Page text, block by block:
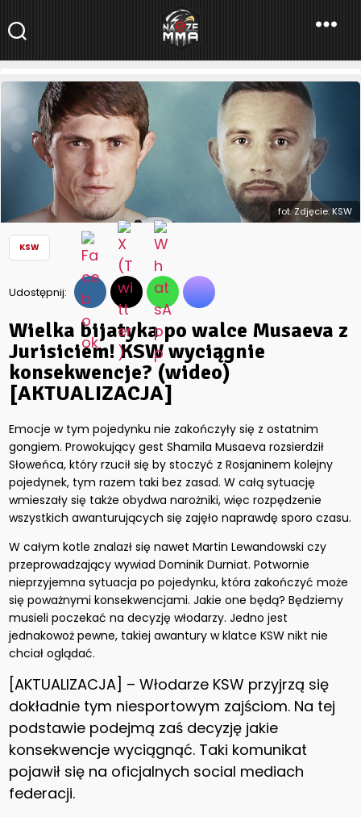
NaszeMMA
NaszeMMA.pl»Aktualności»Polskie MMA»KSW»Wielka bijatyka
po walce Musaeva z Jurisiciem! KSW wyciągnie
konsekwencje? (wideo) [AKTUALIZACJA]
fot. Zdjęcie: KSW
KSW
Udostępnij:
Wielka bijatyka po walce Musaeva z
Jurisiciem! KSW wyciągnie
konsekwencje? (wideo)
[AKTUALIZACJA]
Emocje w tym pojedynku nie zakończyły się z ostatnim
gongiem. Prowokujący gest Shamila Musaeva rozsierdził
Słoweńca, który rzucił się by stoczyć z Rosjaninem kolejny
pojedynek, tym razem taki bez zasad. W całą sytuację
wmieszały się także obydwa narożniki, więc rozpędzenie
wszystkich awanturujących się zajęło naprawdę sporo czasu.
W całym kotle znalazł się nawet Martin Lewandowski czy
przeprowadzający wywiad Dominik Durniat. Potwornie
nieprzyjemna sytuacja po pojedynku, która zakończyć może
się poważnymi konsekwencjami. Jakie one będą? Będziemy
musieli poczekać na decyzję włodarzy. Jedno jest
jednakowoż pewne, takiej awantury w klatce KSW nikt nie
chciał oglądać.
[AKTUALIZACJA] – Włodarze KSW przyjrzą się
dokładnie tym niesportowym zajściom. Na tej
podstawie podejmą zaś decyzję jakie
konsekwencje wyciągnąć. Taki komunikat
pojawił się na oficjalnych social mediach
federacji.